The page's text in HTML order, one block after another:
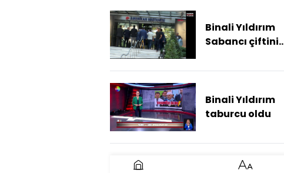
Binali Yıldırım
Sabancı çiftini
Binali Yıldırım
taburcu oldu